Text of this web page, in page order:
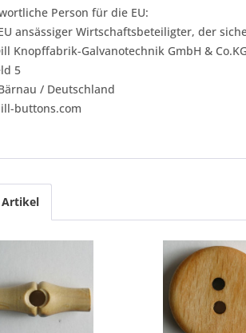
Person für die EU:
ansässiger Wirtschaftsbeteiligter, der
Knopffabrik-Galvanotechnik GmbH & Co.KG
5
/ Deutschland
buttons.com
Artikel